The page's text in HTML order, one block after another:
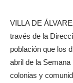
VILLA DE
través de la
población que los
abril de la
colonias y